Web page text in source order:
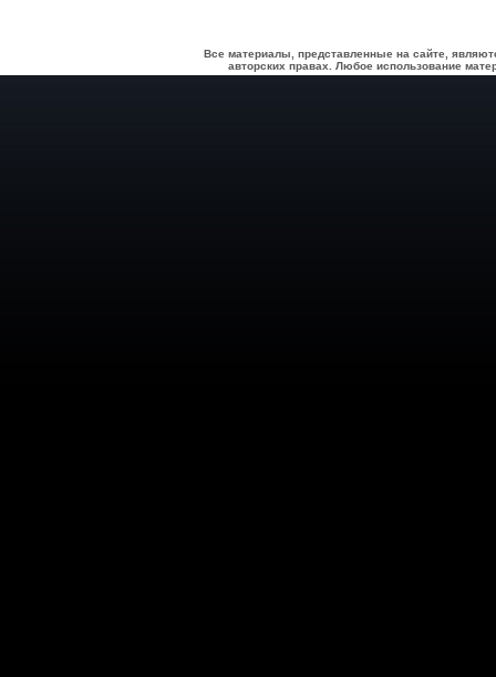
Все материалы, представленные на сайте,
авторских правах. Любое использование